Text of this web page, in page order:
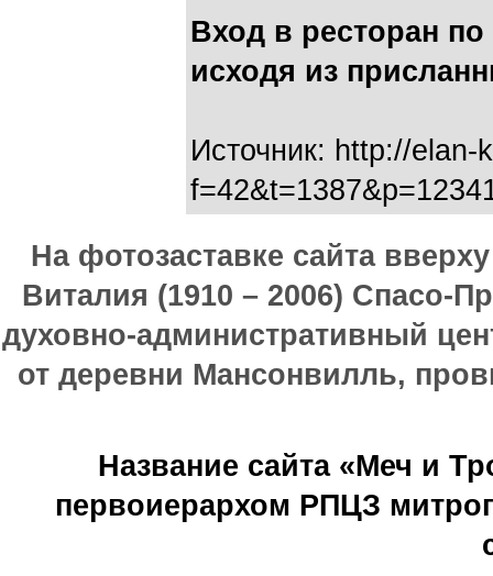
Вход в ресторан по
исходя из
Источник: http://
На фотозаставке сайта
Виталия (1910 – 2006) Спасо-
духовно-административный
от деревни Мансонвилль,
Название сайта «Меч и
первоиерархом РПЦЗ